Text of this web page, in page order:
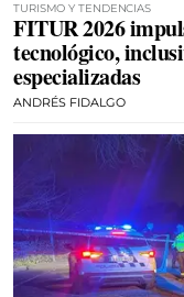
TURISMO Y TENDENCIAS
FITUR 2026
tecnológico,
especializadas
ANDRÉS FIDALGO